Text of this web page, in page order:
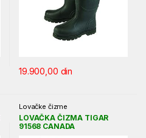
19.900,00 din
Lovačke čizme
LOVAČKA ČIZMA TIGAR
91568 CANADA